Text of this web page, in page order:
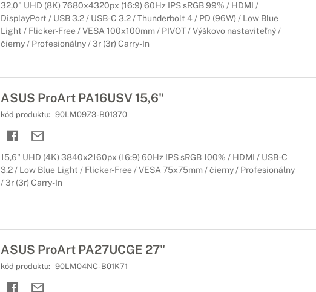
32,0" UHD (8K) 7680x4320px (16:9) 60Hz IPS sRGB 99% / HDMI /
DisplayPort / USB 3.2 / USB-C 3.2 / Thunderbolt 4 / PD (96W) / Low Blue
Light / Flicker-Free / VESA 100x100mm / PIVOT / Výškovo nastaviteľný /
čierny / Profesionálny / 3r (3r) Carry-In
ASUS ProArt PA16USV 15,6"
kód produktu: 90LM09Z3-B01370
15,6" UHD (4K) 3840x2160px (16:9) 60Hz IPS sRGB 100% / HDMI / USB-C
3.2 / Low Blue Light / Flicker-Free / VESA 75x75mm / čierny / Profesionálny
/ 3r (3r) Carry-In
ASUS ProArt PA27UCGE 27"
kód produktu: 90LM04NC-B01K71